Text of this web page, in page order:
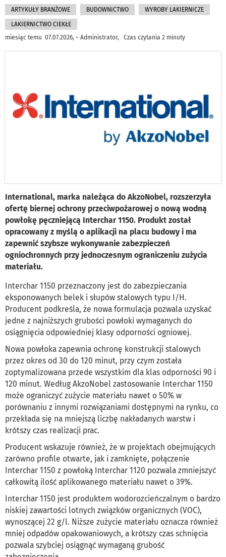
ARTYKUŁY BRANŻOWE BUDOWNICTWO WYROBY LAKIERNICZE
LAKIERNICTWO CIEKŁE
miesiąc temu 07.07.2026, ~ Administrator, Czas czytania 2 minuty
International, marka należąca do AkzoNobel, rozszerzyła
ofertę biernej ochrony przeciwpożarowej o nową wodną
powłokę pęczniejącą Interchar 1150. Produkt został
opracowany z myślą o aplikacji na placu budowy i ma
zapewnić szybsze wykonywanie zabezpieczeń
ogniochronnych przy jednoczesnym ograniczeniu zużycia
materiału.
Interchar 1150 przeznaczony jest do zabezpieczania
eksponowanych belek i słupów stalowych typu I/H.
Producent podkreśla, że nowa formulacja pozwala uzyskać
jedne z najniższych grubości powłoki wymaganych do
osiągnięcia odpowiedniej klasy odporności ogniowej.
Nowa powłoka zapewnia ochronę konstrukcji stalowych
przez okres od 30 do 120 minut, przy czym została
zoptymalizowana przede wszystkim dla klas odporności 90 i
120 minut. Według AkzoNobel zastosowanie Interchar 1150
może ograniczyć zużycie materiału nawet o 50% w
porównaniu z innymi rozwiązaniami dostępnymi na rynku, co
przekłada się na mniejszą liczbę nakładanych warstw i
krótszy czas realizacji prac.
Producent wskazuje również, że w projektach obejmujących
zarówno profile otwarte, jak i zamknięte, połączenie
Interchar 1150 z powłoką Interchar 1120 pozwala zmniejszyć
całkowitą ilość aplikowanego materiału nawet o 39%.
Interchar 1150 jest produktem wodorozcieńczalnym o bardzo
niskiej zawartości lotnych związków organicznych (VOC),
wynoszącej 22 g/l. Niższe zużycie materiału oznacza również
mniej odpadów opakowaniowych, a krótszy czas schnięcia
pozwala szybciej osiągnąć wymaganą grubość